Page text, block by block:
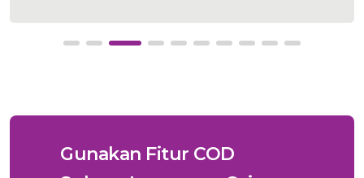
Gunakan Fitur COD